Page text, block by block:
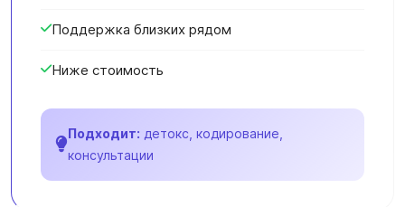
Поддержка близких рядом
Ниже стоимость
Подходит: детокс, кодирование,
консультации